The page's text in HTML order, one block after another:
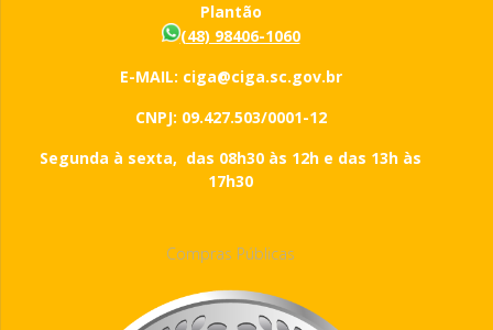
Plantão
(48) 98406-1060
E-MAIL: ciga@ciga.sc.gov.br
CNPJ: 09.427.503/0001-12
Segunda à sexta, das 08h30 às 12h e das 13h às
17h30
Compras Públicas